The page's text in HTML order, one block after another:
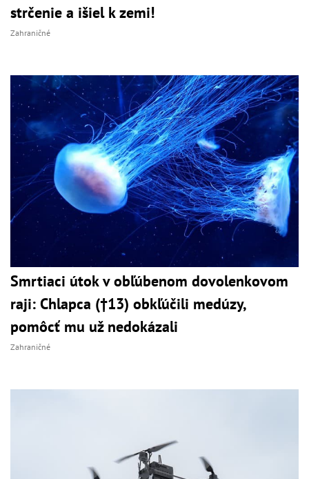
strčenie a išiel k zemi!
Zahraničné
Smrtiaci útok v obľúbenom dovolenkovom
raji: Chlapca (†13) obkľúčili medúzy,
pomôcť mu už nedokázali
Zahraničné